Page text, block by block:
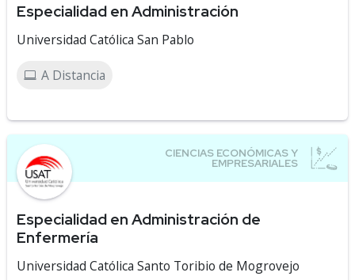
Especialidad en Administración
Universidad Católica San Pablo
A Distancia
Especialidad en Administración de
Enfermería
Universidad Católica Santo Toribio de Mogrovejo